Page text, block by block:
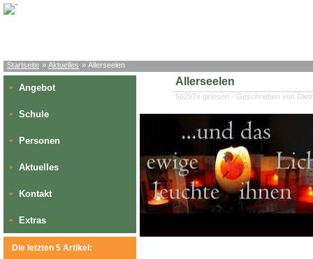
Startseite » Aktuelles » Allerseelen
» Angebot
» Schule
» Personen
» Aktuelles
» Kontakt
» Extras
Die letzten 5 Artikel:
Allerseelen
56297x gelesen - Geschrieben von